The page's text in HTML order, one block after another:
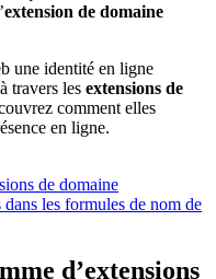
extension de domaine
une identité en ligne
travers les extensions de
comment elles
en ligne.
de domaine
les formules de nom de
d’extensions